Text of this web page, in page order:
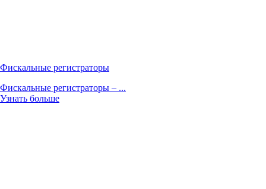
Фискальные регистраторы
Фискальные регистраторы – ...
Узнать больше